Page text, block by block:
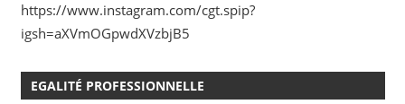
https://www.instagram.com/cgt.spip?
igsh=aXVmOGpwdXVzbjB5
EGALITÉ PROFESSIONNELLE